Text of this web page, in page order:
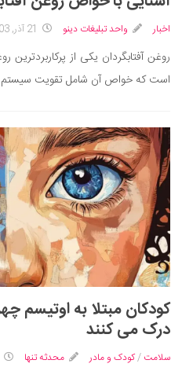
اخبار واحد تبلیغات دینو 21 آذر, 1403
روغن آفتابگردان یکی از
است که خواص آن شامل تقویت سیستم
کودکان مبتلا به اوتیسم
درک می کنند
سلامت /کودک و مادر محدثه تنها